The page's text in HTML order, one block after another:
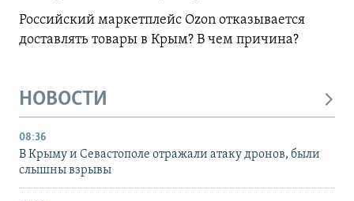
Российский маркетплейс Ozon отказывается
доставлять товары в Крым? В чем причина?
НОВОСТИ
08:36
В Крыму и Севастополе отражали атаку дронов, были
слышны взрывы